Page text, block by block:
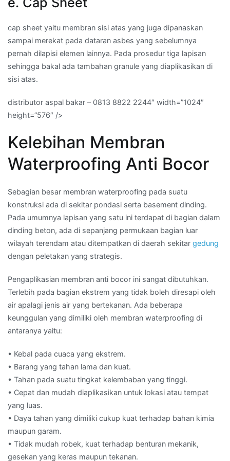
cap sheet yaitu membran sisi atas yang juga dipanaskan
sampai merekat pada dataran asbes yang sebelumnya
pernah dilapisi elemen lainnya. Pada prosedur tiga lapisan
sehingga bakal ada tambahan granule yang diaplikasikan di
sisi atas.
distributor aspal bakar – 0813 8822 2244″ width=”1024″
height=”576″ />
Kelebihan Membran
Waterproofing Anti Bocor
Sebagian besar membran waterproofing pada suatu
konstruksi ada di sekitar pondasi serta basement dinding.
Pada umumnya lapisan yang satu ini terdapat di bagian dalam
dinding beton, ada di sepanjang permukaan bagian luar
wilayah terendam atau ditempatkan di daerah sekitar gedung
dengan peletakan yang strategis.
Pengaplikasian membran anti bocor ini sangat dibutuhkan.
Terlebih pada bagian ekstrem yang tidak boleh diresapi oleh
air apalagi jenis air yang bertekanan. Ada beberapa
keunggulan yang dimiliki oleh membran waterproofing di
antaranya yaitu:
• Kebal pada cuaca yang ekstrem.
• Barang yang tahan lama dan kuat.
• Tahan pada suatu tingkat kelembaban yang tinggi.
• Cepat dan mudah diaplikasikan untuk lokasi atau tempat
yang luas.
• Daya tahan yang dimiliki cukup kuat terhadap bahan kimia
maupun garam.
• Tidak mudah robek, kuat terhadap benturan mekanik,
gesekan yang keras maupun tekanan.